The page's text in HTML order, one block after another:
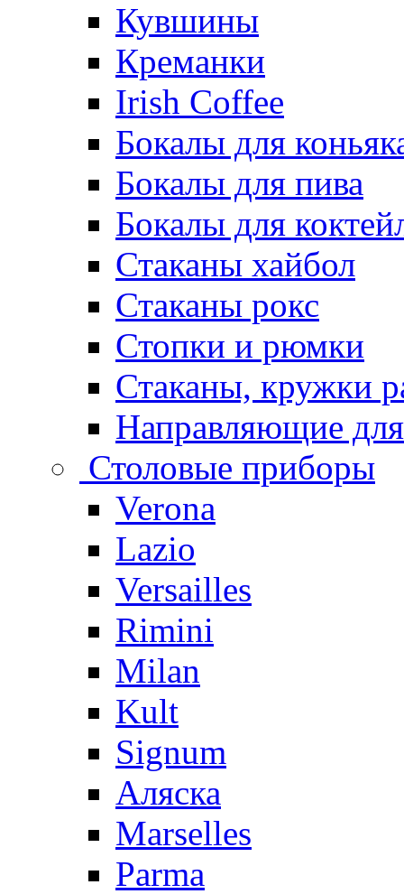
Кувшины
Креманки
Irish Coffee
Бокалы для
Бокалы для пива
Бокалы для
Стаканы хайбол
Стаканы рокс
Стопки и рюмки
Стаканы, кружки
Направляющие
Столовые приборы
Verona
Lazio
Versailles
Rimini
Milan
Kult
Signum
Аляска
Marselles
Parma